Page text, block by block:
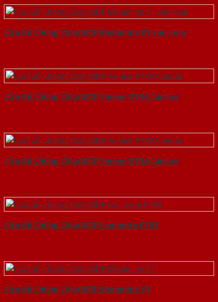
Cửa Gỗ Chống Cháy MDF Melamine P1 van kem
Cửa Gỗ Chống Cháy MDF Veneer P1R4 Cam xe
Cửa Gỗ Chống Cháy MDF Veneer P1R4 Cam xe
Cửa Gỗ Chống Cháy MDF Laminate P1R2
Cửa Gỗ Chống Cháy MDF Melamine P1